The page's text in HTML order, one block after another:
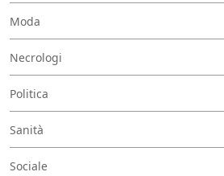
Moda
Necrologi
Politica
Sanità
Sociale